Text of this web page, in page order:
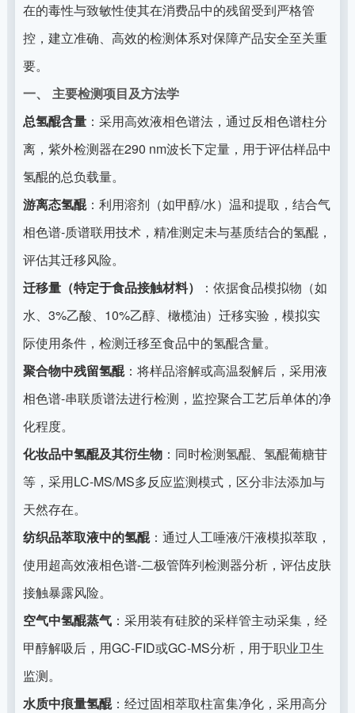
在的毒性与致敏性使其在消费品中的残留受到严格管
控，建立准确、高效的检测体系对保障产品安全至关重
要。
一、 主要检测项目及方法学
总氢醌含量：采用高效液相色谱法，通过反相色谱柱分
离，紫外检测器在290 nm波长下定量，用于评估样品中
氢醌的总负载量。
游离态氢醌：利用溶剂（如甲醇/水）温和提取，结合气
相色谱-质谱联用技术，精准测定未与基质结合的氢醌，
评估其迁移风险。
迁移量（特定于食品接触材料）
：依据食品模拟物（如
水、3%乙酸、10%乙醇、橄榄油）迁移实验，模拟实
际使用条件，检测迁移至食品中的氢醌含量。
聚合物中残留氢醌：将样品溶解或高温裂解后，采用液
相色谱-串联质谱法进行检测，监控聚合工艺后单体的净
化程度。
化妆品中氢醌及其衍生物：同时检测氢醌、氢醌葡糖苷
等，采用LC-MS/MS多反应监测模式，区分非法添加与
天然存在。
纺织品萃取液中的氢醌：通过人工唾液/汗液模拟萃取，
使用超高效液相色谱-二极管阵列检测器分析，评估皮肤
接触暴露风险。
空气中氢醌蒸气：采用装有硅胶的采样管主动采集，经
甲醇解吸后，用GC-FID或GC-MS分析，用于职业卫生
监测。
水质中痕量氢醌：经过固相萃取柱富集净化，采用高分